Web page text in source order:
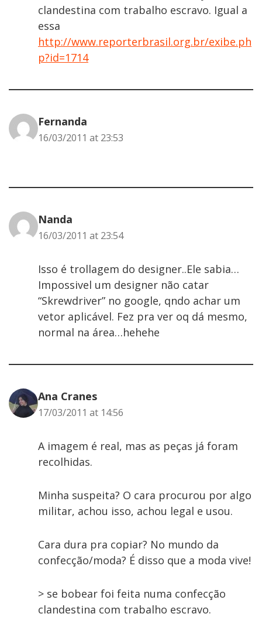
clandestina com trabalho escravo. Igual a
essa
http://www.reporterbrasil.org.br/exibe.ph
p?id=1714
Fernanda
16/03/2011 at 23:53
Nanda
16/03/2011 at 23:54
Isso é trollagem do designer..Ele sabia…
Impossivel um designer não catar
“Skrewdriver” no google, qndo achar um
vetor aplicável. Fez pra ver oq dá mesmo,
normal na área…hehehe
Ana Cranes
17/03/2011 at 14:56
A imagem é real, mas as peças já foram
recolhidas.
Minha suspeita? O cara procurou por algo
militar, achou isso, achou legal e usou.
Cara dura pra copiar? No mundo da
confecção/moda? É disso que a moda vive!
> se bobear foi feita numa confecção
clandestina com trabalho escravo.